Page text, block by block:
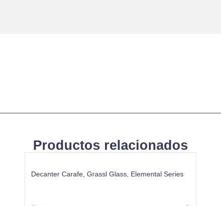
Productos relacionados
Decanter Carafe, Grassl Glass, Elemental Series